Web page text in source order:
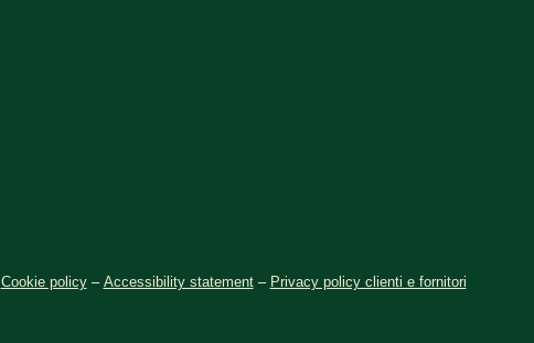
Cookie policy– Accessibility statement– Privacy policy clienti e fornitori